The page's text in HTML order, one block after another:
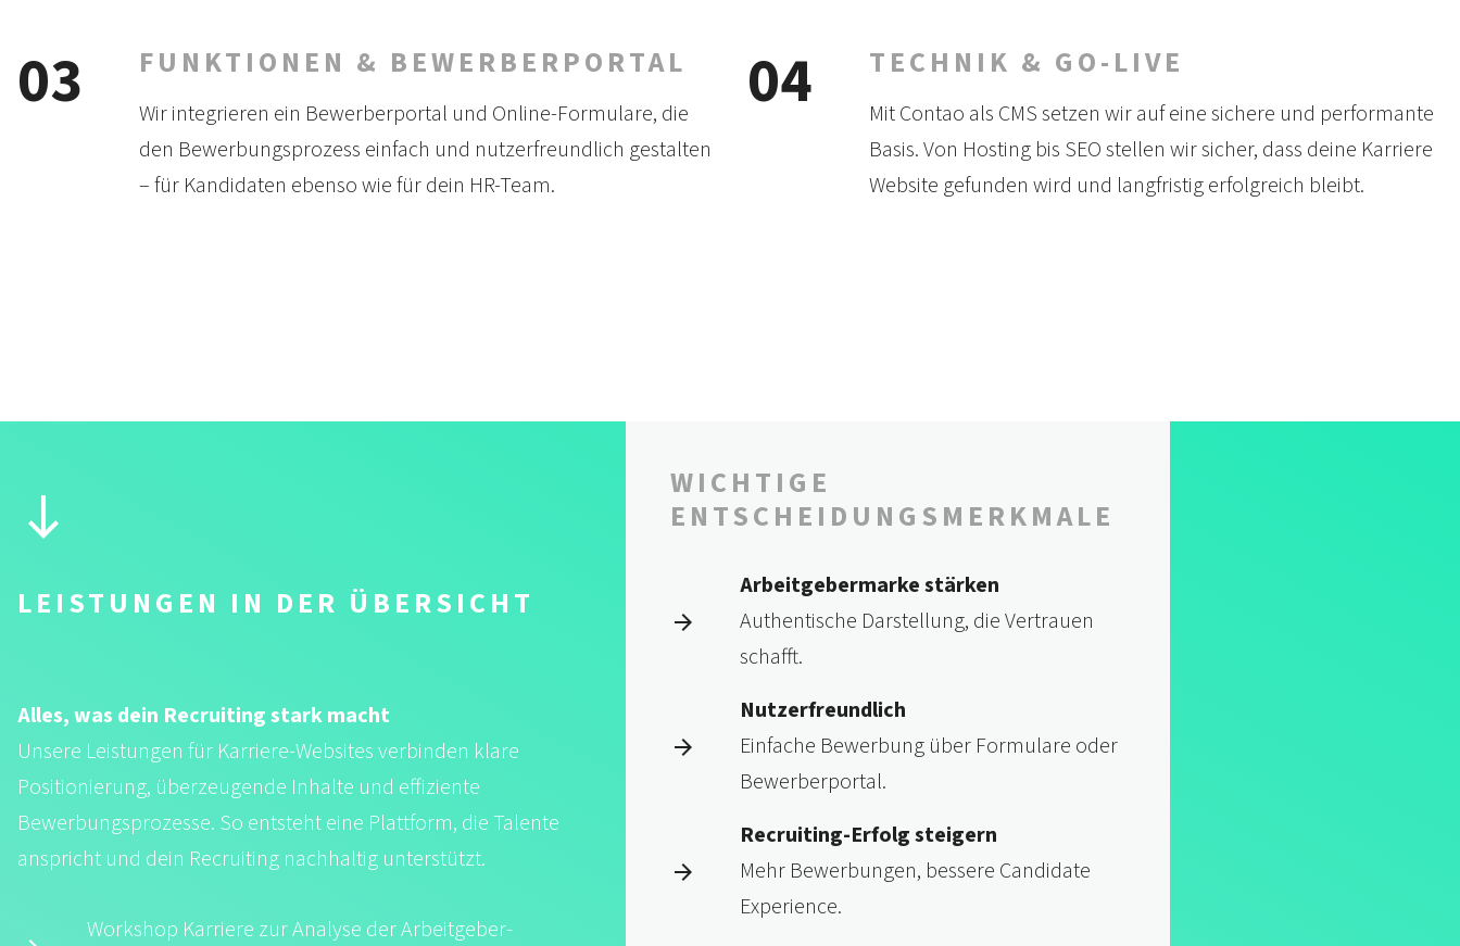
03 FUNKTIONEN & BEWERBERPORTAL
Wir integrieren ein Bewerber­portal und Online-Formulare, die
den Bewerbungs­prozess einfach und nutzer­freundlich gestalten
– für Kandi­daten ebenso wie für dein HR-Team.
04 TECHNIK & GO-LIVE
Mit Contao als CMS setzen wir auf eine sichere und perfor­mante
Basis. Von Hosting bis SEO stellen wir sicher, dass deine Karriere
Web­site gefunden wird und lang­fristig erfolg­reich bleibt.
LEISTUNGEN IN DER ÜBERSICHT
Alles, was dein Recruiting stark macht
Unsere Leistungen für Karriere-Websites verbinden klare
Positionierung, überzeugende Inhalte und effiziente
Bewerbungsprozesse. So entsteht eine Plattform, die Talente
anspricht und dein Recruiting nachhaltig unterstützt.
Workshop Karriere zur Analyse der Arbeit­geber­
WICHTIGE
ENTSCHEIDUNGS­MERKMALE
Arbeitgebermarke stärken
Authentische Darstellung, die Vertrauen
schafft.
Nutzerfreundlich
Einfache Bewerbung über Formulare oder
Bewerberportal.
Recruiting-Erfolg steigern
Mehr Bewerbungen, bessere Candidate
Experience.